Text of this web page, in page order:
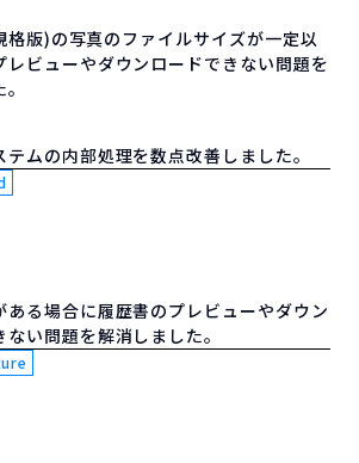
版)の写真のファイルサイズが一定以
レビューやダウンロードできない問題を
ムの内部処理を数点改善しました。
ある場合に履歴書のプレビューやダウン
い問題を解消しました。